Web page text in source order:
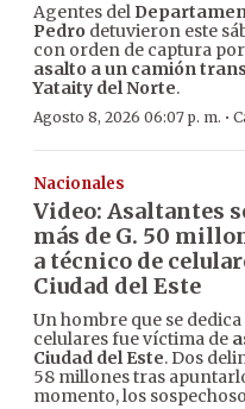
Agentes del
Pedro detuvieron este
con orden de captura
asalto a un camión
Yataity del Norte.
Agosto 8, 2026 06:07 p. m. ·
Nacionales
Video: Asaltantes
más de G. 50
a técnico de
Ciudad del Este
Un hombre que se
celulares fue víctima de
Ciudad del Este. Dos
58 millones tras
momento, los